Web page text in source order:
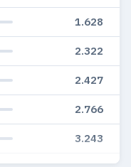
1.628
2.322
2.427
2.766
3.243